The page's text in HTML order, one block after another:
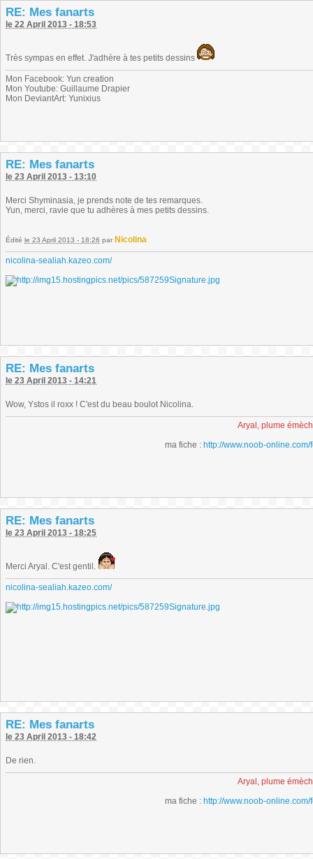
RE: Mes fanarts
le 22 April 2013 - 18:53
Très sympas en effet. J'adhère à tes petits dessins
Mon Facebook: Yun creation
Mon Youtube: Guillaume Drapier
Mon DeviantArt: Yunixius
RE: Mes fanarts
le 23 April 2013 - 13:10
Merci Shyminasia, je prends note de tes remarques.
Yun, merci, ravie que tu adhères à mes petits dessins.
Édité le 23 April 2013 - 18:26 par Nicolina
nicolina-sealiah.kazeo.com/
RE: Mes fanarts
le 23 April 2013 - 14:21
Wow, Ystos il roxx ! C'est du beau boulot Nicolina.
Aryal, plume
ma fiche : http://www.noob-
RE: Mes fanarts
le 23 April 2013 - 18:25
Merci Aryal. C'est gentil.
nicolina-sealiah.kazeo.com/
RE: Mes fanarts
le 23 April 2013 - 18:42
De rien.
Aryal, plume
ma fiche : http://www.noob-